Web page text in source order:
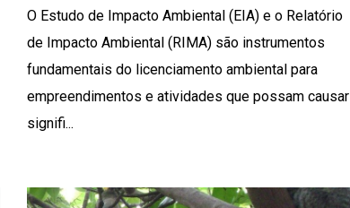
O Estudo de Impacto Ambiental (EIA) e o Relatório
de Impacto Ambiental (RIMA) são instrumentos
fundamentais do licenciamento ambiental para
empreendimentos e atividades que possam causar
signifi...